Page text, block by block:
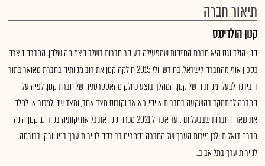
תיאור חברה
קנון הולדינגס
קנון הולדינגס היא חברת החזקות שמפעילה בעיקר חברות בשלב הצמיחה שלהן. החברה נוצרה
כספין אוף מהחברה לישראל. בחודש יולי 2015 חילקה קנון את רוב מניותיה בחברת טאואר בתור
דיבידנד לבעלי מניותיה של קנון, המהלך בוצע כחלק מהאסטרטגיה של חברת קנון, לפיה על
החברה להתמקד בהשקעה בחברות איי.סי. פאואר וקורוס מצד אחד, ומצד שני למכור או לחלק
את שאר החברות שבבעלותה. עד אפריל 2021 מכרה קנון את כל אחזקותיה בקורוס. קנון הינה
חברה דואלית ולכן ניירות הערך של החברה נסחרים בבורסה לניירות ערך בניו יורק ובבורסה
לניירות ערך בתל אביב..